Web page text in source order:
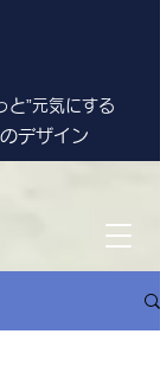
と”元気にする
デザイン